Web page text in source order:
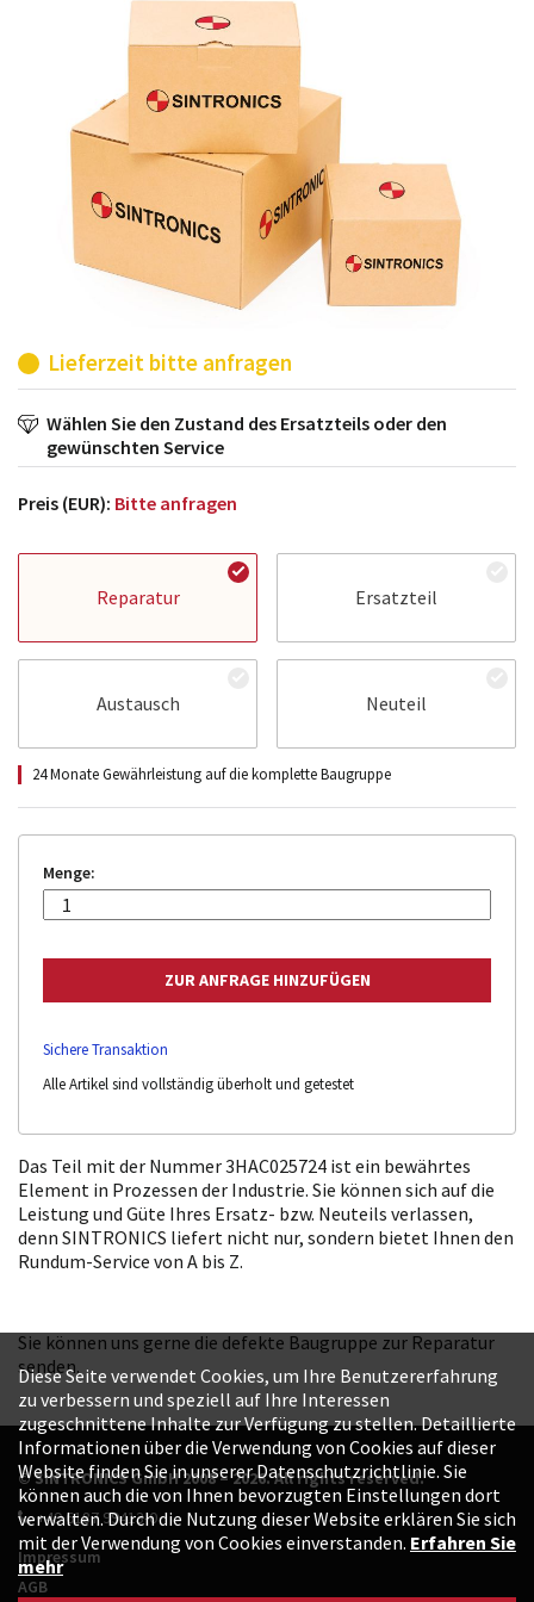
möglich. SINTRONICS ist dann ihr Partner, der
entweder die alten Baugruppen technisch hochwertig
repariert oder ihnen die abgekündigten Baugruppen
aus dem eigenen Lager ersetzt.
Lieferzeit bitte anfragen
Wählen Sie den Zustand des Ersatzteils oder den
gewünschten Service
Preis (EUR): Bitte anfragen
Reparatur Ersatzteil
Austausch Neuteil
24 Monate Gewährleistung auf die komplette Baugruppe
Menge:
Sichere Transaktion
Alle Artikel sind vollständig überholt und getestet
Das Teil mit der Nummer 3HAC025724 ist ein bewährtes
Element in Prozessen der Industrie. Sie können sich auf die
Leistung und Güte Ihres Ersatz- bzw. Neuteils verlassen,
denn SINTRONICS liefert nicht nur, sondern bietet Ihnen den
Rundum-Service von A bis Z.
Sie können uns gerne die defekte Baugruppe zur Reparatur
senden.
© SINTRONICS GmbH 2008 – 2026. All rights reserved.
+49 6187 99413-0
Impressum
AGB
Diese Seite verwendet Cookies, um Ihre Benutzererfahrung
zu verbessern und speziell auf Ihre Interessen
zugeschnittene Inhalte zur Verfügung zu stellen. Detaillierte
Informationen über die Verwendung von Cookies auf dieser
Website finden Sie in unserer Datenschutzrichtlinie. Sie
können auch die von Ihnen bevorzugten Einstellungen dort
verwalten. Durch die Nutzung dieser Website erklären Sie sich
mit der Verwendung von Cookies einverstanden. Erfahren Sie
mehr